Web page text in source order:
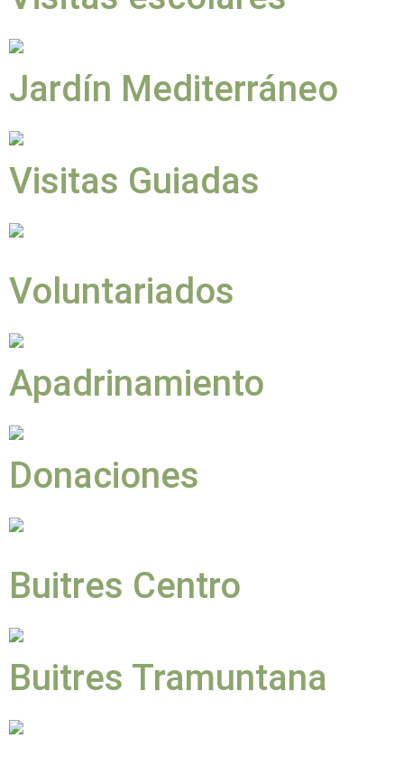
Jardín Mediterráneo
Visitas Guiadas
Voluntariados
Apadrinamiento
Donaciones
Buitres Centro
Buitres Tramuntana